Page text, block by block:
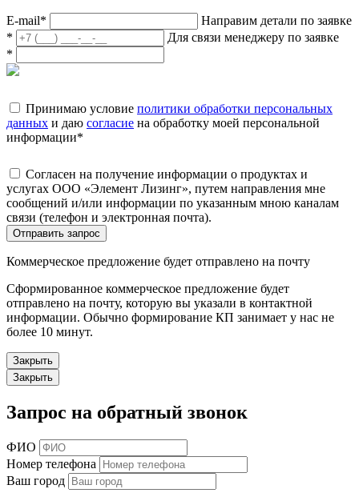
E-mail*
Направим детали по заявке
*
Для связи менеджеру по заявке
*
Принимаю условие политики обработки персональных
данных и даю согласие на обработку моей персональной
информации*
Согласен на получение информации о продуктах и
услугах ООО «Элемент Лизинг», путем направления мне
сообщений и/или информации по указанным мною каналам
связи (телефон и электронная почта).
Отправить запрос
Коммерческое предложение будет отправлено на почту
Сформированное коммерческое предложение будет
отправлено на почту, которую вы указали в контактной
информации. Обычно формирование КП занимает у нас не
более 10 минут.
Закрыть
Закрыть
Запрос на обратный звонок
ФИО
Номер телефона
Ваш город